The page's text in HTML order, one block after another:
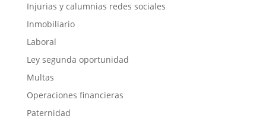
Injurias y calumnias redes sociales
Inmobiliario
Laboral
Ley segunda oportunidad
Multas
Operaciones financieras
Paternidad